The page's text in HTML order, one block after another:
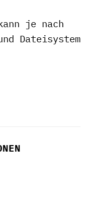
je nach
Dateisystem